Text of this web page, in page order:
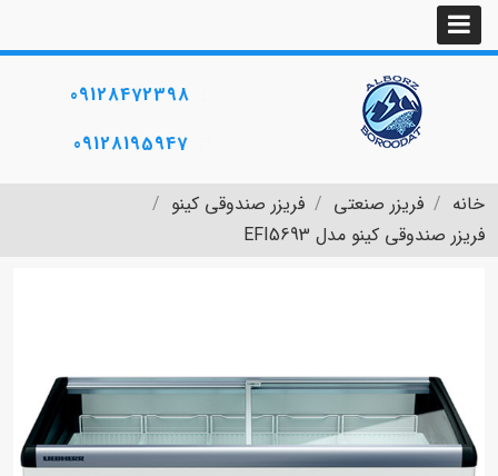
09128472398
09128195947
خانه فریزر صنعتی
فریزر صندوقی کینو
فریزر صندوقی کینو مدل EFI5693